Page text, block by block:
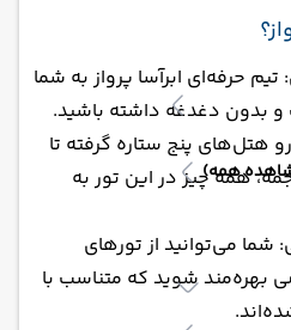
همه)
حرفه‌ای ابرآسا پرواز به شما
بدون دغدغه داشته باشید.
هتل‌های پنج ستاره گرفته تا
همه چیز در این تور به
می‌توانید از تورهای
شوید که متناسب با